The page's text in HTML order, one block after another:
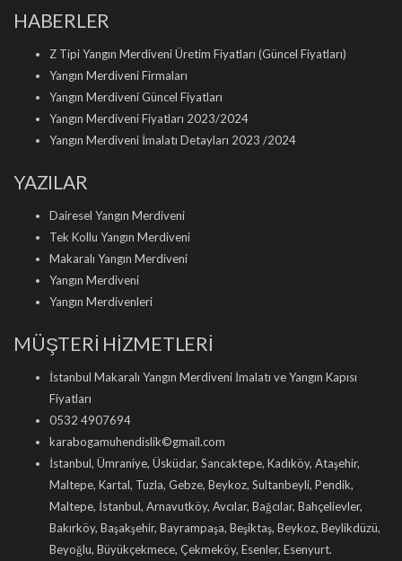
HABERLER
Z Tipi Yangın Merdiveni Üretim Fiyatları (Güncel Fiyatları)
Yangın Merdiveni Firmaları
Yangın Merdiveni Güncel Fiyatları
Yangın Merdiveni Fiyatları 2023/2024
Yangın Merdiveni İmalatı Detayları 2023 /2024
YAZILAR
Dairesel Yangın Merdiveni
Tek Kollu Yangın Merdiveni
Makaralı Yangın Merdiveni
Yangın Merdiveni
Yangın Merdivenleri
MÜŞTERİ HİZMETLERİ
İstanbul Makaralı Yangın Merdiveni İmalatı ve Yangın Kapısı
Fiyatları
0532 4907694
karabogamuhendislik©gmail.com
İstanbul, Ümraniye, Üsküdar, Sancaktepe, Kadıköy, Ataşehir,
Maltepe, Kartal, Tuzla, Gebze, Beykoz, Sultanbeyli, Pendik,
Maltepe, İstanbul, Arnavutköy, Avcılar, Bağcılar, Bahçelievler,
Bakırköy, Başakşehir, Bayrampaşa, Beşiktaş, Beykoz, Beylikdüzü,
Beyoğlu, Büyükçekmece, Çekmeköy, Esenler, Esenyurt.